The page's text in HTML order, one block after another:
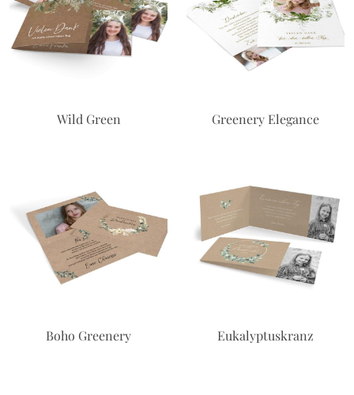
Wild Green Greenery Elegance
Boho Greenery Eukalyptuskranz